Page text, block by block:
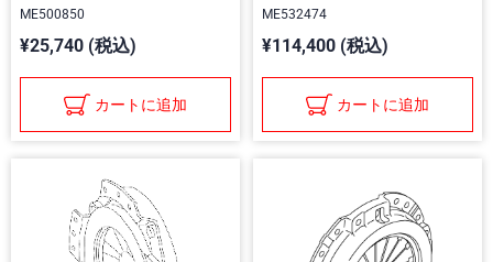
ME500850
¥25,740 (税込)
カートに追加
ME532474
¥114,400 (税込)
カートに追加